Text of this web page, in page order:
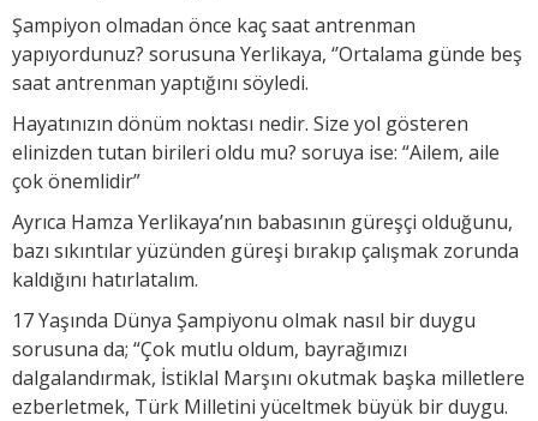
Şampiyon olmadan önce kaç saat antrenman
yapıyordunuz? sorusuna Yerlikaya, ‘’Ortalama günde beş
saat antrenman yaptığını söyledi.
Hayatınızın dönüm noktası nedir. Size yol gösteren
elinizden tutan birileri oldu mu? soruya ise: “Ailem, aile
çok önemlidir”
Ayrıca Hamza Yerlikaya’nın babasının güreşçi olduğunu,
bazı sıkıntılar yüzünden güreşi bırakıp çalışmak zorunda
kaldığını hatırlatalım.
17 Yaşında Dünya Şampiyonu olmak nasıl bir duygu
sorusuna da; “Çok mutlu oldum, bayrağımızı
dalgalandırmak, İstiklal Marşını okutmak başka milletlere
ezberletmek, Türk Milletini yüceltmek büyük bir duygu.